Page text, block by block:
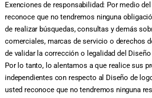
Exenciones de responsabilidad: Por medio
reconoce que no tendremos ninguna
de realizar búsquedas, consultas y demás
comerciales, marcas de servicio o derechos
de validar la corrección o legalidad del
Por lo tanto, lo alentamos a que realice sus
independientes con respecto al Diseño de
usted reconoce que no tendremos ninguna